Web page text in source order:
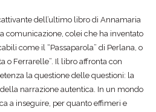
dell’ultimo libro di Annamaria
comunicazione, colei che ha inventato
come il “Passaparola” di Perlana, o
o Ferrarelle”. Il libro affronta con
la questione delle questioni: la
narrazione autentica. In un mondo
a inseguire, per quanto effimeri e